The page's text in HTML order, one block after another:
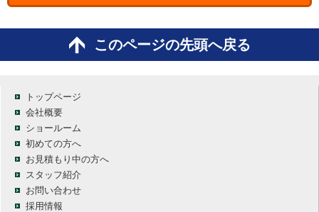
このページの先頭へ戻る
トップページ
会社概要
ショールーム
初めての方へ
お見積もり中の方へ
スタッフ紹介
お問い合わせ
採用情報